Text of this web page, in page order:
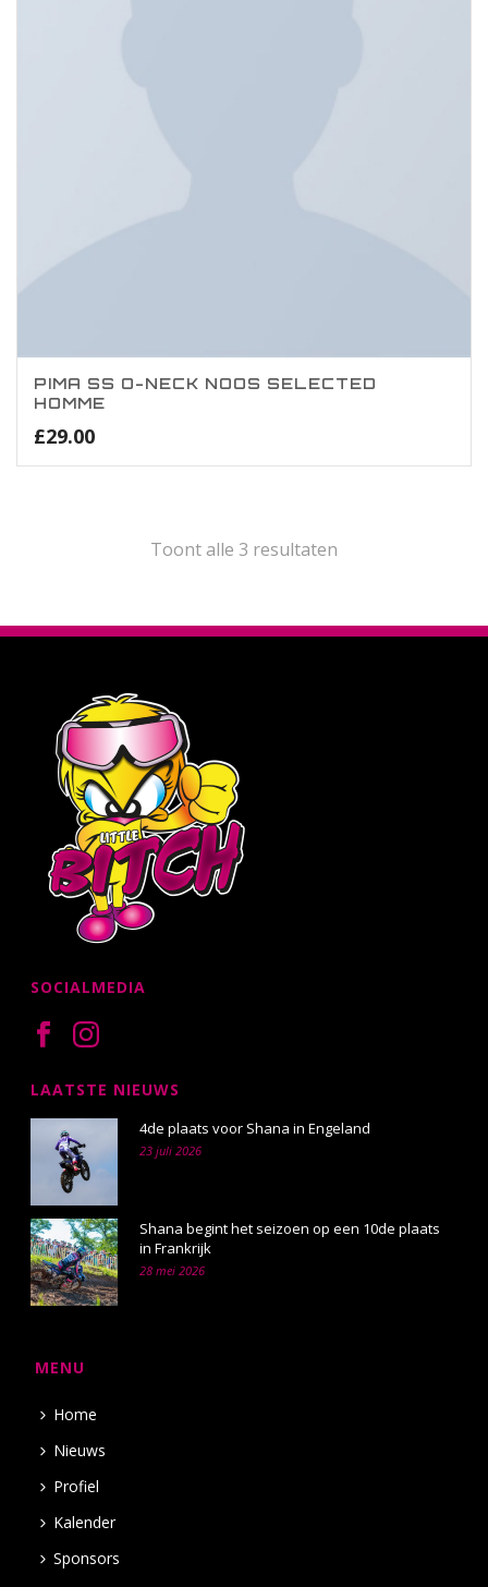
PIMA SS O-NECK NOOS SELECTED
HOMME
£29.00
Toont alle 3 resultaten
SOCIALMEDIA
LAATSTE NIEUWS
4de plaats voor Shana in Engeland
23 juli 2026
Shana begint het seizoen op een 10de plaats
in Frankrijk
28 mei 2026
MENU
Home
Nieuws
Profiel
Kalender
Sponsors